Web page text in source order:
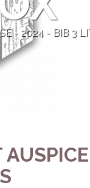
- 2024 - BIB 3